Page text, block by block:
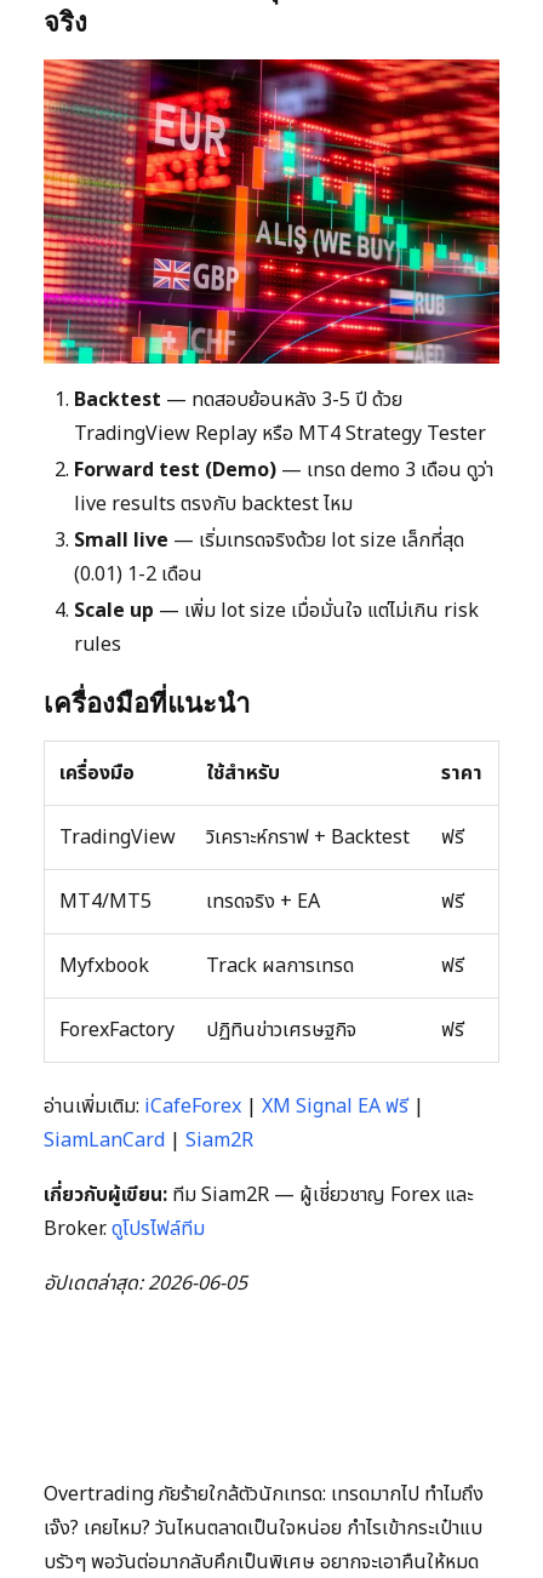
จริง
Backtest — ทดสอบย้อนหลัง 3-5 ปี ด้วย
TradingView Replay หรือ MT4 Strategy Tester
Forward test (Demo) — เทรด demo 3 เดือน ดูว่า
live results ตรงกับ backtest ไหม
Small live — เริ่มเทรดจริงด้วย lot size เล็กที่สุด
(0.01) 1-2 เดือน
Scale up — เพิ่ม lot size เมื่อมั่นใจ แต่ไม่เกิน risk
rules
เครื่องมือที่แนะนำ
เครื่องมือ ใช้สำหรับ ราคา
TradingView วิเคราะห์กราฟ + Backtest ฟรี
MT4/MT5 เทรดจริง + EA ฟรี
Myfxbook Track ผลการเทรด ฟรี
ForexFactory ปฏิทินข่าวเศรษฐกิจ ฟรี
อ่านเพิ่มเติม: iCafeForex | XM Signal EA ฟรี|
SiamLanCard | Siam2R
เกี่ยวกับผู้เขียน: ทีม Siam2R — ผู้เชี่ยวชาญ Forex และ
Broker.ดูโปรไฟล์ทีม
อัปเดตล่าสุด: 2026-06-05
Overtrading ภัยร้ายใกล้ตัวนักเทรด: เทรดมากไป ทำไมถึง
เจ๊ง? เคยไหม? วันไหนตลาดเป็นใจหน่อย กำไรเข้ากระเป๋าแบ
บรัวๆ พอวันต่อมากลับคึกเป็นพิเศษ อยากจะเอาคืนให้หมด